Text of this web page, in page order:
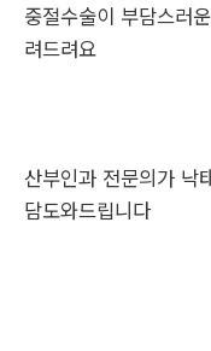
중절수술이 부담스러
려드려요
산부인과 전문의가 낙
담도와드립니다